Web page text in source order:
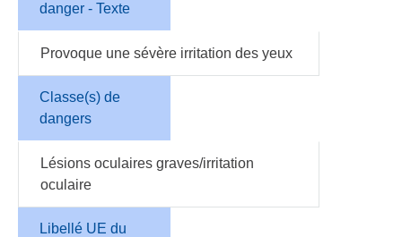
danger - Texte
Provoque une sévère irritation des yeux
Classe(s) de
dangers
Lésions oculaires graves/irritation
oculaire
Libellé UE du